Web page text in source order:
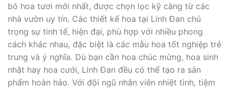
bó hoa tươi mới nhất, được chọn lọc kỹ càng từ các
nhà vườn uy tín. Các thiết kế hoa tại Linh Đan chú
trọng sự tinh tế, hiện đại, phù hợp với nhiều phong
cách khác nhau, đặc biệt là các mẫu hoa tốt nghiệp trẻ
trung và ý nghĩa. Dù bạn cần hoa chúc mừng, hoa sinh
nhật hay hoa cưới, Linh Đan đều có thể tạo ra sản
phẩm hoàn hảo. Với đội ngũ nhân viên nhiệt tình, tiệm